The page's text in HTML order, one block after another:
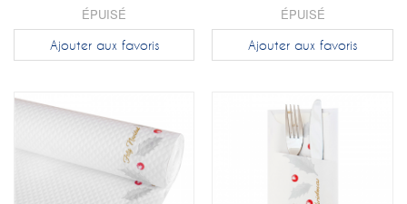
ÉPUISÉ
Ajouter aux favoris
ÉPUISÉ
Ajouter aux favoris